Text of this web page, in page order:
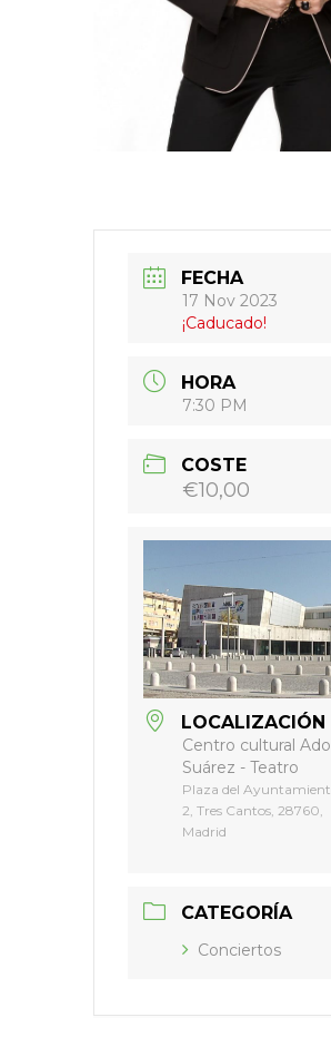
FECHA
17 Nov 2023
¡Caducado!
HORA
7:30 PM
COSTE
€10,00
LOCALIZACIÓN
Centro cultural
Suárez - Teatro
Plaza del
2, Tres Cantos, 28760,
Madrid
CATEGORÍA
Conciertos